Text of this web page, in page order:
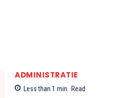
ADMINISTRATIE
Less than 1 min. Read